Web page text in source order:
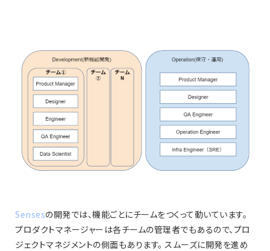
Sensesの開発では、機能ごとにチームをつくって動いています。
プロダクトマネージャーは各チームの管理者でもあるので、プロ
ジェクトマネジメントの側面もあります。 スムーズに開発を進め